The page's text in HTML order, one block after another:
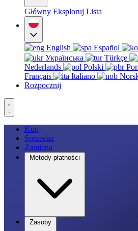
Główny Eksploruj Lista
English Español
Українська
Türkçe
Nederlands
Polski
Français
Italiano
Rozpocznij
Kup
Sprzedaż
Zamiana
Metody płatności
Zasoby